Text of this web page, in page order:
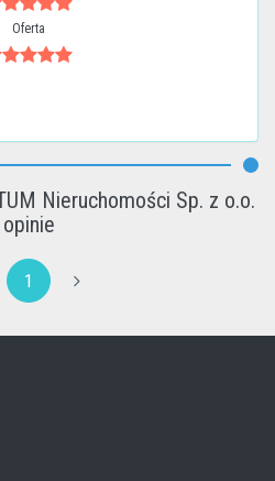
Oferta
Nieruchomości Sp. z o.o.
opinie
1